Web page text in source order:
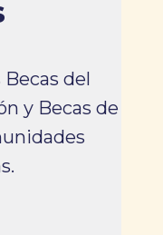
del
y Becas de